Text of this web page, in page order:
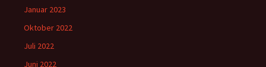
Januar 2023
Oktober 2022
Juli 2022
Juni 2022